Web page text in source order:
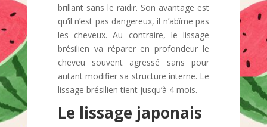
brillant sans le raidir. Son avantage est
qu’il n’est pas dangereux, il n’abîme pas
les cheveux. Au contraire, le lissage
brésilien va réparer en profondeur le
cheveu souvent agressé sans pour
autant modifier sa structure interne. Le
lissage brésilien tient jusqu’à 4 mois.
Le lissage japonais